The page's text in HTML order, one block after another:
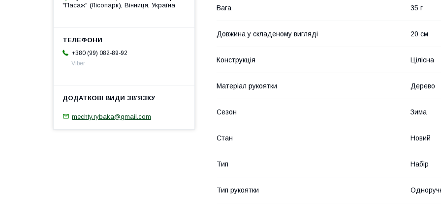
Вага 35 г
Довжина у складеному вигляді 20 см
Конструкція Цілісна
Матеріал рукоятки Дерево
Сезон Зима
Стан Новий
Тип Набір
Тип рукоятки
"Пасаж" (Лісопарк), Вінниця, Україна
+380 (99) 082-89-92
Viber
mechty.rybaka@gmail.com